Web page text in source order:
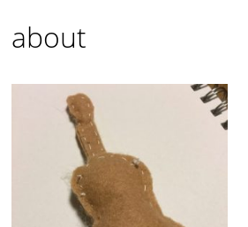
about